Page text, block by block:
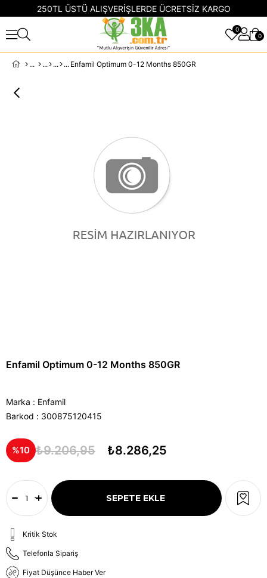
250TL ÜSTÜ ALIŞVERİŞLERDE ÜCRETSİZ KARGO
0
0
Enfamil Optimum 0-12 Months 850GR
Enfamil Optimum 0-12 Months 850GR
Marka : Enfamil
Barkod : 300875120415
10 ₺9.206,95 ₺8.286,25
Kritik Stok
Telefonla Sipariş
Fiyat Düşünce Haber Ver